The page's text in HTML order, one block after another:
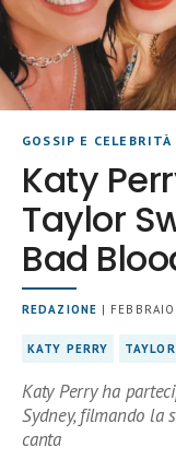
GOSSIP E CELEBRITÀ
Katy
Taylor
Bad
REDAZIONE |
KATY PERRY
Katy Perry ha
Sydney, filmando la
canta